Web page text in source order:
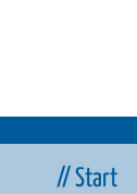
// Start